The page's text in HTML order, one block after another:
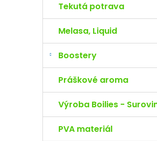
Tekutá potrava
Melasa, Liquid
Boostery
Práškové aroma
Výroba Boilies -
PVA materiál